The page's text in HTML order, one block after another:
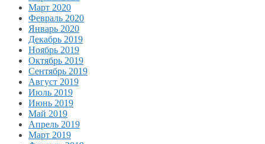
Март 2020
Февраль 2020
Январь 2020
Декабрь 2019
Ноябрь 2019
Октябрь 2019
Сентябрь 2019
Август 2019
Июль 2019
Июнь 2019
Май 2019
Апрель 2019
Март 2019